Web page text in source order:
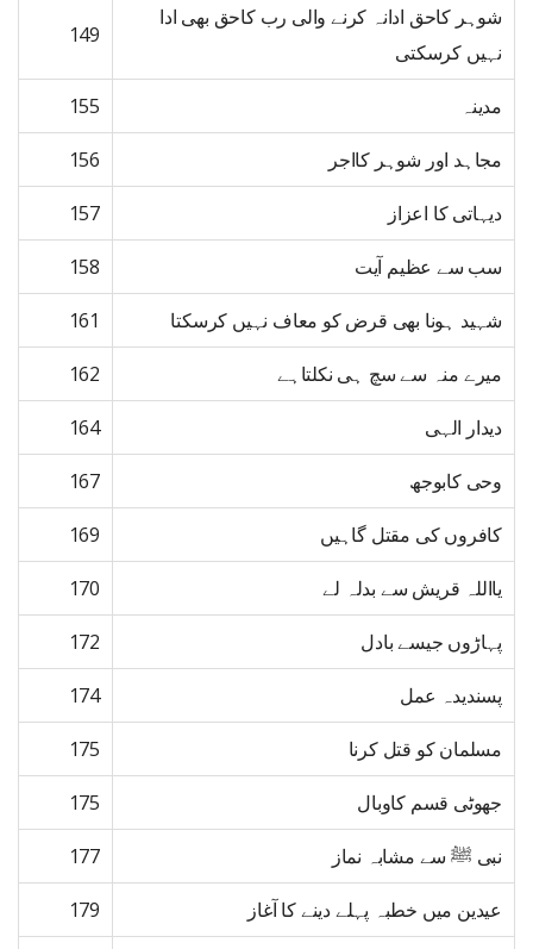
شوہر کاحق ادانہ کرنے والی رب کاحق بھی ادا
نہیں کرسکتی
149
مدینہ 155
مجاہد اور شوہر کااجر 156
دیہاتی کا اعزاز 157
سب سے عظیم آیت 158
شہید ہونا بھی قرض کو معاف نہیں کرسکتا 161
میرے منہ سے سچ ہی نکلتاہے 162
دیدار الہی 164
وحی کابوجھ 167
کافروں کی مقتل گاہیں 169
یااللہ قریش سے بدلہ لے 170
پہاڑوں جیسے بادل 172
پسندیدہ عمل 174
مسلمان کو قتل کرنا 175
جھوٹی قسم کاوبال 175
نبی ﷺ سے مشابہ نماز 177
عیدین میں خطبہ پہلے دینے کا آغاز 179